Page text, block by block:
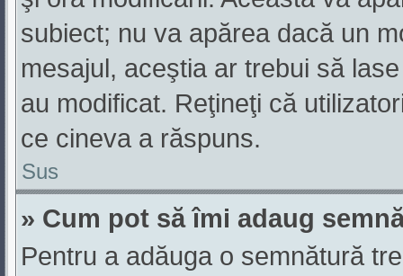
subiect; nu va apărea dacă un
mesajul, aceştia ar trebui să
au modificat. Reţineţi că
ce cineva a răspuns.
Sus
» Cum pot să îmi adaug
Pentru a adăuga o semnătură